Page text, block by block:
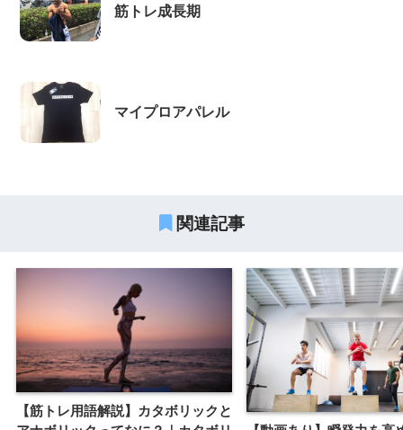
筋トレ成長期
マイプロアパレル
関連記事
【筋トレ用語解説】カタボリックと